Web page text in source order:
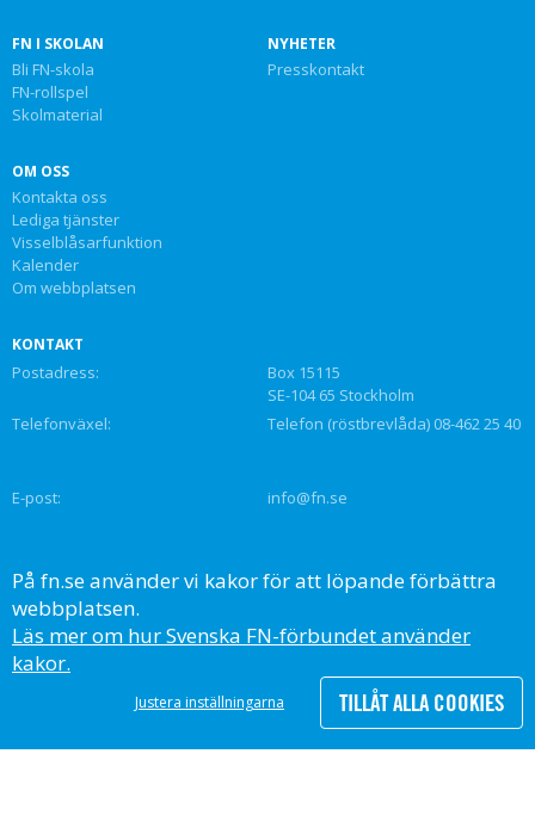
FN I SKOLAN
Bli FN-skola
FN-rollspel
Skolmaterial
NYHETER
Presskontakt
OM OSS
Kontakta oss
Lediga tjänster
Visselblåsarfunktion
Kalender
Om webbplatsen
KONTAKT
Postadress:
Box 15115
SE-104 65 Stockholm
Telefonväxel:
Telefon (röstbrevlåda) 08-462 25 40
E-post: info@fn.se
United Nations Association of Sweden
Org.nr: 802000–9232
All insamling går via Svenska FN-förbundets 90-konto, PG 90 05 63-8,
På fn.se använder vi kakor för att löpande förbättra
webbplatsen.
Läs mer om hur Svenska FN-förbundet använder
kakor.
Justera inställningarna TILLÅT ALLA COOKIES